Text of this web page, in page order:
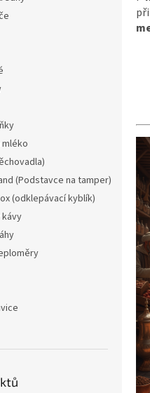
(Podstavce na tamper)
(odklepávací kyblík)